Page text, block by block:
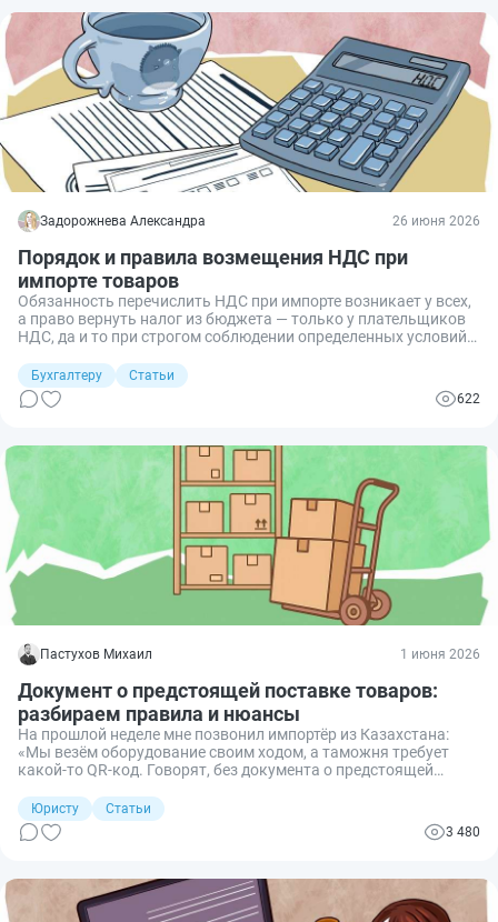
Задорожнева Александра 26 июня 2026
Порядок и правила возмещения НДС при
импорте товаров
Обязанность перечислить НДС при импорте возникает у всех,
а право вернуть налог из бюджета — только у плательщиков
НДС, да и то при строгом соблюдении определенных условий.
документа или неверный срок подачи декларации
превращают законный вычет в безвозвратную статью
расходов. Расскажу, как импортерам возместить НДС при
Бухгалтеру
Статьи
622
Пастухов Михаил 1 июня 2026
Документ о предстоящей поставке товаров:
разбираем правила и нюансы
На прошлой неделе мне позвонил импортёр из Казахстана:
«Мы везём оборудование своим ходом, а таможня требует
какой-то QR‑код. Говорят, без документа о предстоящей
Оказалось, правила игры для импорта кардинально
изменились. Разбираем, как теперь подтверждать ввоз из
ЕАЭС, чтобы груз не развернули на границе.
Юристу
Статьи
3 480